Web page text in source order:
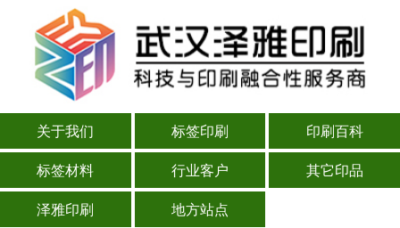
关于我们 标签印刷
印刷百科
标签材料
行业客户
其它印品
泽雅印刷
地方站点